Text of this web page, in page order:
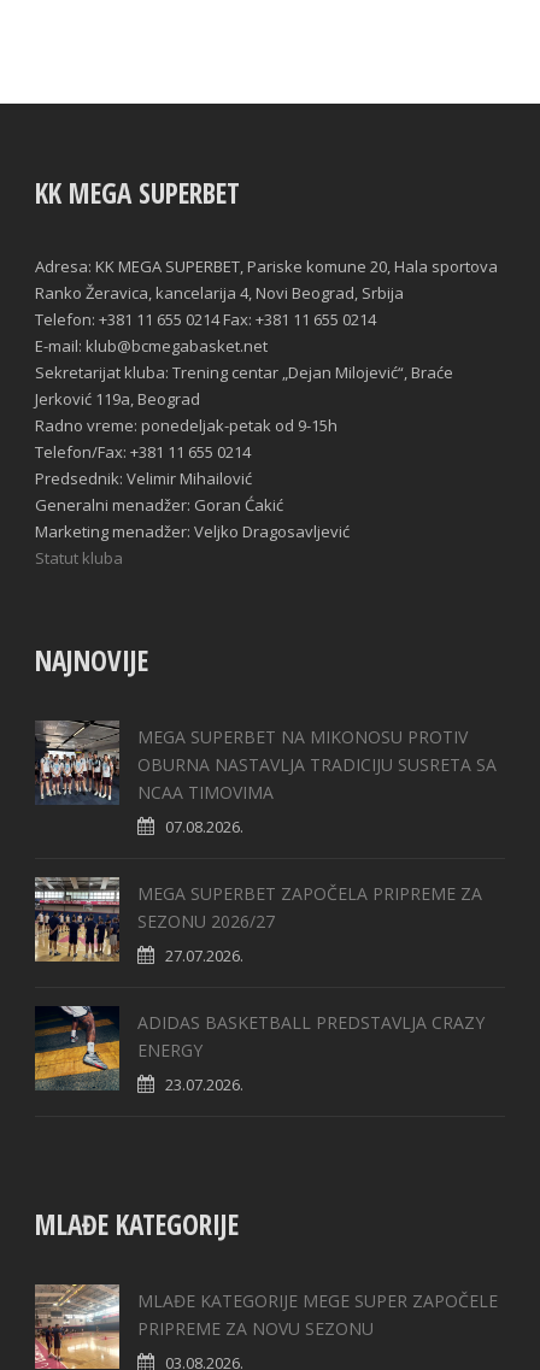
KK MEGA SUPERBET
Adresa: KK MEGA SUPERBET, Pariske komune 20, Hala sportova
Ranko Žeravica, kancelarija 4, Novi Beograd, Srbija
Telefon: +381 11 655 0214 Fax: +381 11 655 0214
E-mail: klub@bcmegabasket.net
Sekretarijat kluba: Trening centar „Dejan Milojević“, Braće
Jerković 119a, Beograd
Radno vreme: ponedeljak-petak od 9-15h
Telefon/Fax: +381 11 655 0214
Predsednik: Velimir Mihailović
Generalni menadžer: Goran Ćakić
Marketing menadžer: Veljko Dragosavljević
Statut kluba
NAJNOVIJE
MEGA SUPERBET NA MIKONOSU PROTIV
OBURNA NASTAVLJA TRADICIJU SUSRETA SA
NCAA TIMOVIMA
07.08.2026.
MEGA SUPERBET ZAPOČELA PRIPREME ZA
SEZONU 2026/27
27.07.2026.
ADIDAS BASKETBALL PREDSTAVLJA CRAZY
ENERGY
23.07.2026.
MLAĐE KATEGORIJE
MLAĐE KATEGORIJE MEGE SUPER ZAPOČELE
PRIPREME ZA NOVU SEZONU
03.08.2026.